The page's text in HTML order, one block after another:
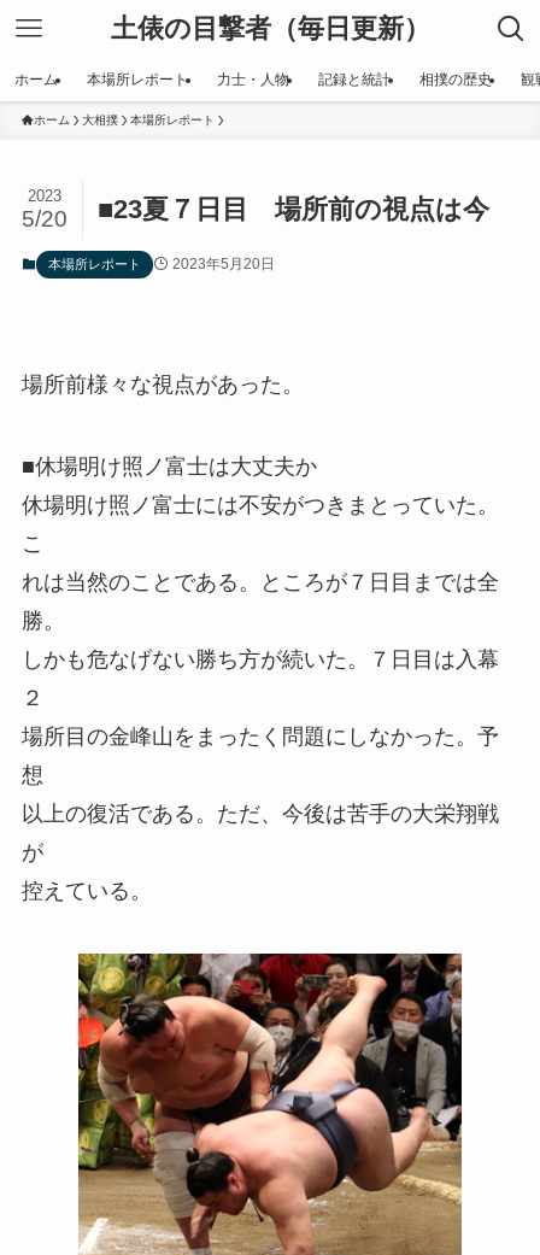
土俵の目撃者（毎日更新）
ホーム 本場所レポート 力士・人物 記録と統計 相撲の歴史 観
ホーム 大相撲 本場所レポート
■23夏７日目 場所前の視点は今
2023
5/20
本場所レポート 2023年5月20日
場所前様々な視点があった。
■休場明け照ノ富士は大丈夫か
休場明け照ノ富士には不安がつきまとっていた。
こ
れは当然のことである。ところが７日目までは全
勝。
しかも危なげない勝ち方が続いた。７日目は入幕
２
場所目の金峰山をまったく問題にしなかった。予
想
以上の復活である。ただ、今後は苦手の大栄翔戦
が
控えている。